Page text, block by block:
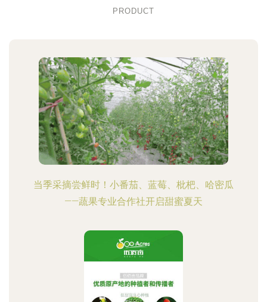
PRODUCT
当季采摘尝鲜时！小番茄、蓝莓、枇杷、哈密瓜
——蔬果专业合作社开启甜蜜夏天